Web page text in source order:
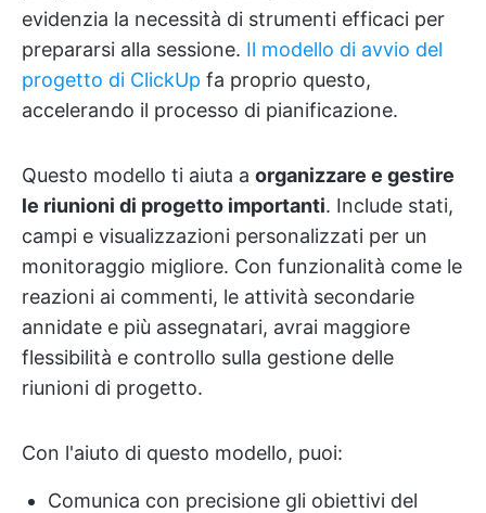
evidenzia la necessità di strumenti efficaci per
prepararsi alla sessione. Il modello di avvio del
progetto di ClickUp fa proprio questo,
accelerando il processo di pianificazione.
Questo modello ti aiuta a organizzare e gestire
le riunioni di progetto importanti. Include stati,
campi e visualizzazioni personalizzati per un
monitoraggio migliore. Con funzionalità come le
reazioni ai commenti, le attività secondarie
annidate e più assegnatari, avrai maggiore
flessibilità e controllo sulla gestione delle
riunioni di progetto.
Con l'aiuto di questo modello, puoi:
Comunica con precisione gli obiettivi del